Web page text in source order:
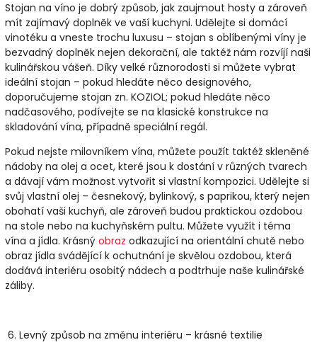
Stojan na víno je dobrý způsob, jak zaujmout hosty a zároveň
mít zajímavý doplněk ve vaší kuchyni. Udělejte si domácí
vinotéku a vneste trochu luxusu – stojan s oblíbenými víny je
bezvadný doplněk nejen dekorační, ale taktéž nám rozvíjí naši
kulinářskou vášeň. Díky velké různorodosti si můžete vybrat
ideální stojan – pokud hledáte něco designového,
doporučujeme stojan zn. KOZIOL; pokud hledáte něco
nadčasového, podívejte se na klasické konstrukce na
skladování vína, případně speciální regál.
Pokud nejste milovníkem vína, můžete použít taktéž skleněné
nádoby na olej a ocet, které jsou k dostání v různých tvarech
a dávají vám možnost vytvořit si vlastní kompozici. Udělejte si
svůj vlastní olej – česnekový, bylinkový, s paprikou, který nejen
obohatí vaši kuchyň, ale zároveň budou praktickou ozdobou
na stole nebo na kuchyňském pultu. Můžete využít i téma
vína a jídla. Krásný obraz odkazující na orientální chutě nebo
obraz jídla svádějící k ochutnání je skvělou ozdobou, která
dodává interiéru osobitý nádech a podtrhuje naše kulinářské
záliby.
6. Levný způsob na změnu interiéru – krásné textilie